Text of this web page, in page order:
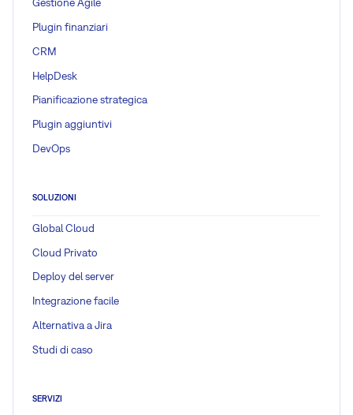
Gestione Agile
Plugin finanziari
CRM
HelpDesk
Pianificazione strategica
Plugin aggiuntivi
DevOps
SOLUZIONI
Global Cloud
Cloud Privato
Deploy del server
Integrazione facile
Alternativa a Jira
Studi di caso
SERVIZI